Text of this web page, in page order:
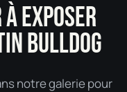
EXPOSER
BULLDOG
notre galerie pour